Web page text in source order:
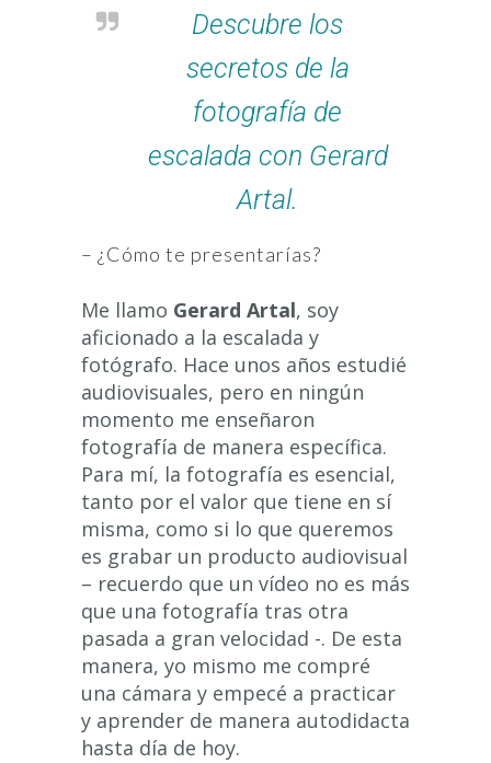
Descubre los
secretos de la
fotografía de
escalada con Gerard
Artal.
– ¿Cómo te presentarías?
Me llamo Gerard Artal, soy
aficionado a la escalada y
fotógrafo. Hace unos años estudié
audiovisuales, pero en ningún
momento me enseñaron
fotografía de manera específica.
Para mí, la fotografía es esencial,
tanto por el valor que tiene en sí
misma, como si lo que queremos
es grabar un producto audiovisual
– recuerdo que un vídeo no es más
que una fotografía tras otra
pasada a gran velocidad -. De esta
manera, yo mismo me compré
una cámara y empecé a practicar
y aprender de manera autodidacta
hasta día de hoy.